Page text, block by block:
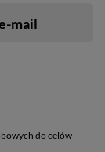
mail
do celów